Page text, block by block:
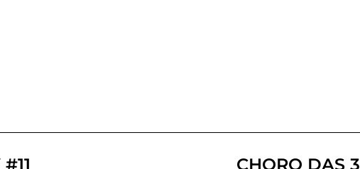
CHORO DAS 3